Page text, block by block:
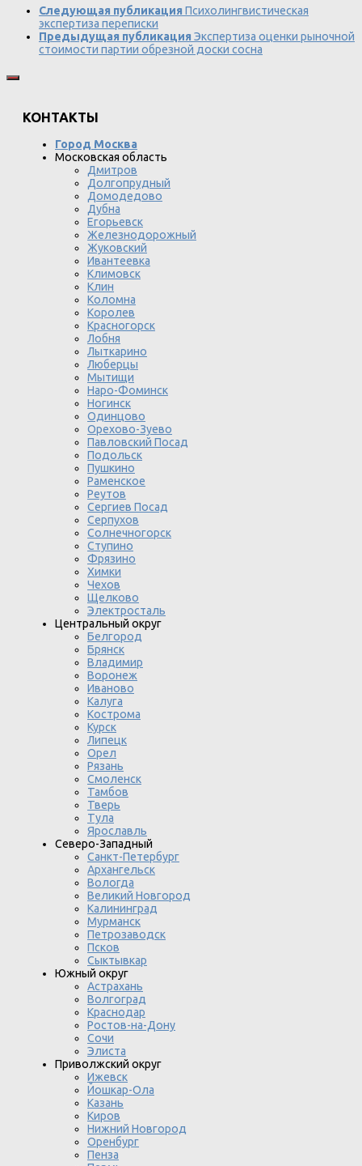
Следующая публикация Психолингвистическая
экспертиза переписки
Предыдущая публикация Экспертиза оценки рыночной
стоимости партии обрезной доски сосна
КОНТАКТЫ
Город Москва
Московская область
Дмитров
Долгопрудный
Домодедово
Дубна
Егорьевск
Железнодорожный
Жуковский
Ивантеевка
Климовск
Клин
Коломна
Королев
Красногорск
Лобня
Лыткарино
Люберцы
Мытищи
Наро-Фоминск
Ногинск
Одинцово
Орехово-Зуево
Павловский Посад
Подольск
Пушкино
Раменское
Реутов
Сергиев Посад
Серпухов
Солнечногорск
Ступино
Фрязино
Химки
Чехов
Щелково
Электросталь
Центральный округ
Белгород
Брянск
Владимир
Воронеж
Иваново
Калуга
Кострома
Курск
Липецк
Орел
Рязань
Смоленск
Тамбов
Тверь
Тула
Ярославль
Северо-Западный
Санкт-Петербург
Архангельск
Вологда
Великий Новгород
Калининград
Мурманск
Петрозаводск
Псков
Сыктывкар
Южный округ
Астрахань
Волгоград
Краснодар
Ростов-на-Дону
Сочи
Элиста
Приволжский округ
Ижевск
Йошкар-Ола
Казань
Киров
Нижний Новгород
Оренбург
Пенза